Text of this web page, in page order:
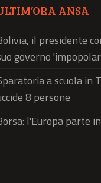
ANSA
il presidente
governo
a scuola in
8 persone
l'Europa parte